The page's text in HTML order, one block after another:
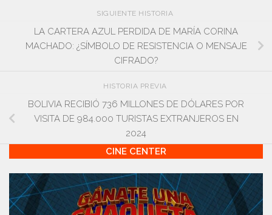
SIGUIENTE HISTORIA
LA CARTERA AZUL PERDIDA DE MARÍA CORINA
MACHADO: ¿SÍMBOLO DE RESISTENCIA O MENSAJE
CIFRADO?
HISTORIA PREVIA
BOLIVIA RECIBIÓ 736 MILLONES DE DÓLARES POR
VISITA DE 984.000 TURISTAS EXTRANJEROS EN
2024
CINE CENTER